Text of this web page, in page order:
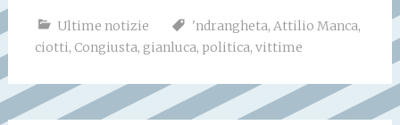
Ultime notizie 'ndrangheta, Attilio Manca,
ciotti, Congiusta, gianluca, politica, vittime